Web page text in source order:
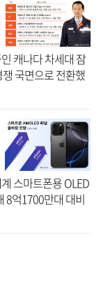
캐나다 차세대 잠
쟁 국면으로 전환했
면 잠수함 플랫폼
스마트폰용 OLED
8억1700만대 대비
에서 3년 연속 이